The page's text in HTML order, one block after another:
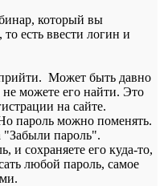
который вы
есть ввести логин и
Может быть давно
можете его найти. Это
на сайте.
пароль можно поменять.
пароль".
и сохраняете его куда-то,
любой пароль, самое